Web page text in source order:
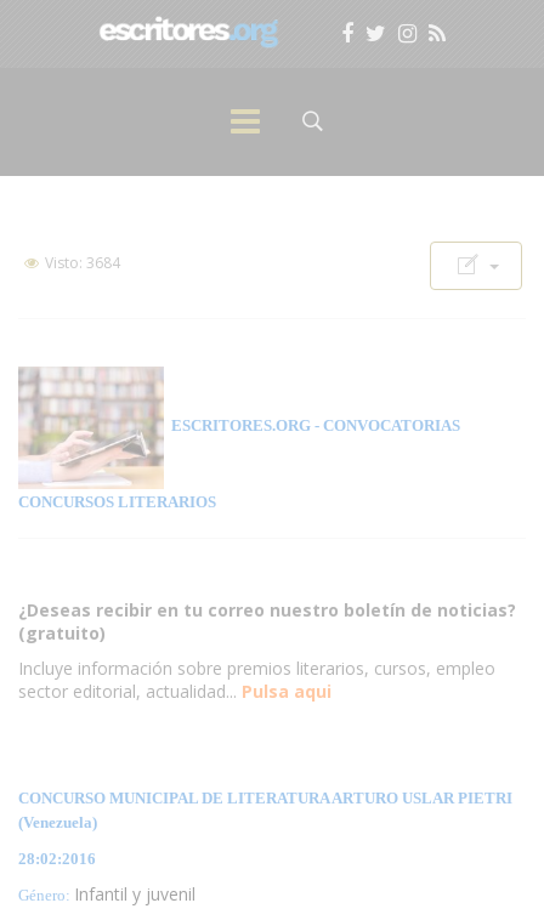
Visto: 3684
ESCRITORES.ORG - CONVOCATORIAS
CONCURSOS LITERARIOS
¿Deseas recibir en tu correo nuestro boletín de noticias?
(gratuito)
Incluye información sobre premios literarios, cursos, empleo
sector editorial, actualidad... Pulsa aqui
CONCURSO MUNICIPAL DE LITERATURA ARTURO USLAR PIETRI
(Venezuela)
28:02:2016
Género: Infantil y juvenil